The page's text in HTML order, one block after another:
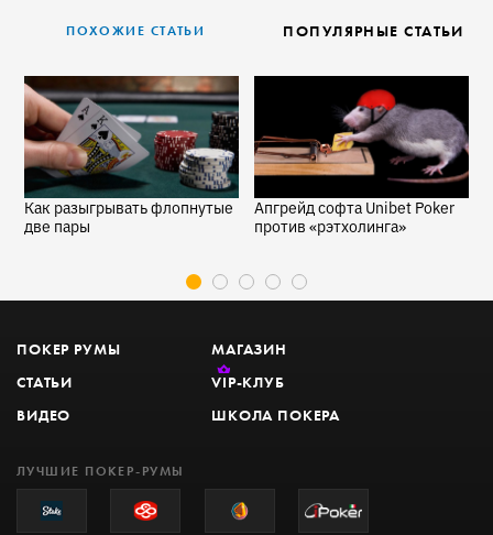
ПОХОЖИЕ СТАТЬИ ПОПУЛЯРНЫЕ СТАТЬИ
Как разыгрывать флопнутые
две пары
Апгрейд софта Unibet Poker
против «рэтхолинга»
ПОКЕР РУМЫ
СТАТЬИ
ВИДЕО
МАГАЗИН
VIP-КЛУБ
ШКОЛА ПОКЕРА
ЛУЧШИЕ ПОКЕР-РУМЫ